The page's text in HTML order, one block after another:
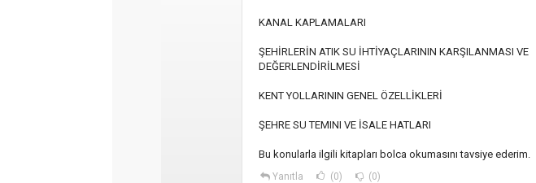
KANAL KAPLAMALARI
ŞEHİRLERİN ATIK SU İHTİYAÇLARININ KARŞILANMASI VE
DEĞERLENDİRİLMESİ
KENT YOLLARININ GENEL ÖZELLİKLERİ
ŞEHRE SU TEMINI VE İSALE HATLARI
Bu konularla ilgili kitapları bolca okumasını tavsiye ederim.
Yanıtla (0) (0)